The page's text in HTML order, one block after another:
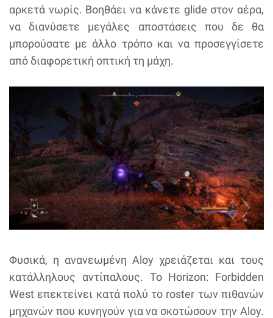
αρκετά νωρίς. Βοηθάει να κάνετε glide στον αέρα,
να διανύσετε μεγάλες αποστάσεις που δε θα
μπορούσατε με άλλο τρόπο και να προσεγγίσετε
από διαφορετική οπτική τη μάχη.
Φυσικά, η ανανεωμένη Aloy χρειάζεται και τους
κατάλληλους αντίπαλους. Το Horizon: Forbidden
West επεκτείνει κατά πολύ το roster των πιθανών
μηχανών που κυνηγούν για να σκοτώσουν την Aloy.